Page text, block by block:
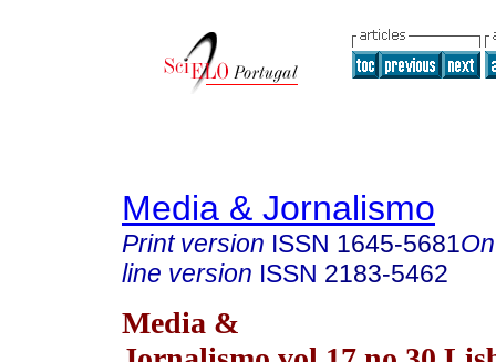
Media & Jornalismo
Print version ISSN 1645-5681
line version ISSN 2183-5462
Media &